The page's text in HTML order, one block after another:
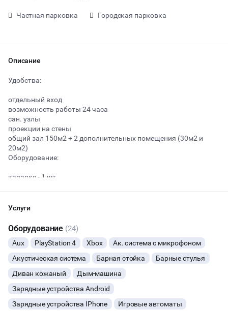
Частная парковка Городская парковка
Описание
Удобства:
отдельный вход
возможность работы 24 часа
сан. узлы
проекции на стены
общий зал 150м2 + 2 дополнительных помещения (30м2 и
20м2)
Оборудование:
караоке - 1 шт
телевизоры - 4 шт
кофемашина - 1 шт
холодильник - 1 шт
шлемы виртуальной реальности для командных игр - 7 шт (не
входит в стоимость)
приставки 4 шт
2 милых администратора, которые готовы вам помочь;)
Готовы договориться и показать помещение в удобное друг
для друга время
Услуги
Оборудование (24)
Aux PlayStation 4 Xbox
Ак. система с микрофоном
Акустическая система
Барная стойка
Барные стулья
Диван кожаный
Дым-машина
Зарядные устройства Android
Зарядные устройства IPhone
Игровые автоматы
от 3990 ₽ за час
Тип мероприятия
ДЕТСКИЕ ПРАЗДНИКИ
КОРПОРАТИВЫ
ДЕЛОВЫЕ МЕРОПРИЯТИЯ
ДАННЫЙ ЛОФТ СЕЙЧАС НЕ АКТИВЕН
ОСТАВИТЬ ЗАЯВКУ